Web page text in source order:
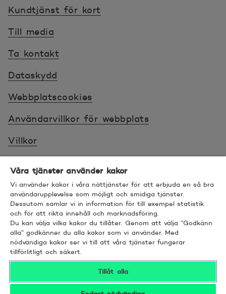
Kundtjänst för kort
Till media
Ta kontakt
Dataskydd
Webbplatscookies
Användarvillkor för webbplats
Villkor
Tillgänglighet
Bra att veta
© 2026 POP Pankki, Hevosenkenkä 3, 02600
ESPOO
Våra tjänster använder kakor
Vi använder kakor i våra nättjänster för att erbjuda en så bra
användarupplevelse som möjligt och smidiga tjänster.
Dessutom samlar vi in information för till exempel statistik
och för att rikta innehåll och marknadsföring.
Du kan välja vilka kakor du tillåter. Genom att välja ”Godkänn
alla” godkänner du alla kakor som vi använder. Med
nödvändiga kakor ser vi till att våra tjänster fungerar
tillförlitligt och säkert.
Tillåt alla